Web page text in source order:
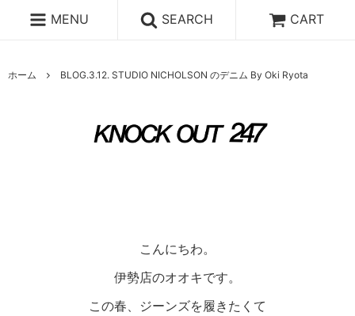
MENU SEARCH CART
ホーム BLOG.3.12. STUDIO NICHOLSON のデニム By Oki Ryota
こんにちわ。
伊勢店のオオキです。
この春、ジーンズを履きたくて